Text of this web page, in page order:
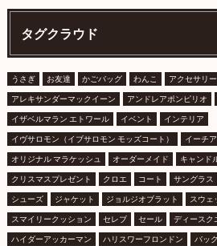
タグクラウド
うさぎ お友達 かごバッグ わんこ アクセサリー
アレキサンダーマックイーン アンドレアポンピリオ
イザベルマラン エトワール イベント インテリア
イヴサロモン（イブサロモン モッズコート） イーチ
オリジナル マラケッシュ オーダーメイド キャンド
クリスマスプレゼント クロエ コート サングラス
シューズ ジャケット ジョルジオブラット スウェ
スマイリークッション セレブ セール ディースク
ハイダーアッカーマン ハリスワーフロンドン バッ